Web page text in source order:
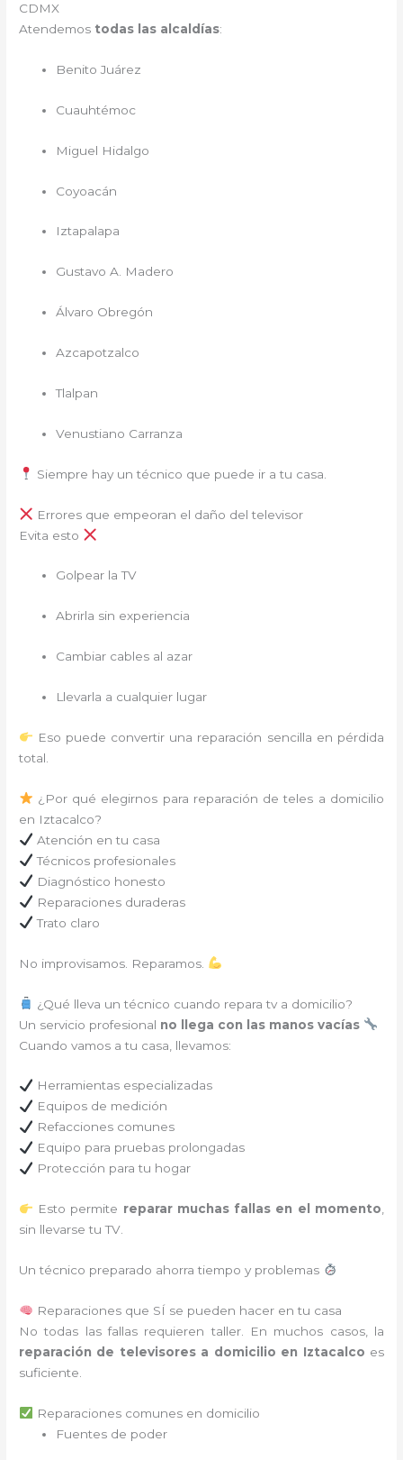
CDMX
Atendemos todas las alcaldías:
Benito Juárez
Cuauhtémoc
Miguel Hidalgo
Coyoacán
Iztapalapa
Gustavo A. Madero
Álvaro Obregón
Azcapotzalco
Tlalpan
Venustiano Carranza
Siempre hay un técnico que puede ir a tu casa.
Errores que empeoran el daño del televisor
Evita esto
Golpear la TV
Abrirla sin experiencia
Cambiar cables al azar
Llevarla a cualquier lugar
Eso puede convertir una reparación sencilla en pérdida
total.
¿Por qué elegirnos para reparación de teles a domicilio
en Iztacalco?
Atención en tu casa
Técnicos profesionales
Diagnóstico honesto
Reparaciones duraderas
Trato claro
No improvisamos. Reparamos.
¿Qué lleva un técnico cuando repara tv a domicilio?
Un servicio profesional no llega con las manos vacías
Cuando vamos a tu casa, llevamos:
Herramientas especializadas
Equipos de medición
Refacciones comunes
Equipo para pruebas prolongadas
Protección para tu hogar
Esto permite reparar muchas fallas en el momento,
sin llevarse tu TV.
Un técnico preparado ahorra tiempo y problemas
Reparaciones que SÍ se pueden hacer en tu casa
No todas las fallas requieren taller. En muchos casos, la
reparación de televisores a domicilio en Iztacalco es
suficiente.
Reparaciones comunes en domicilio
Fuentes de poder